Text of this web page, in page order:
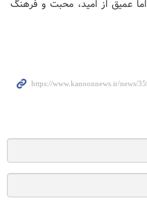
عمیق از امید، محبت و فرهنگ